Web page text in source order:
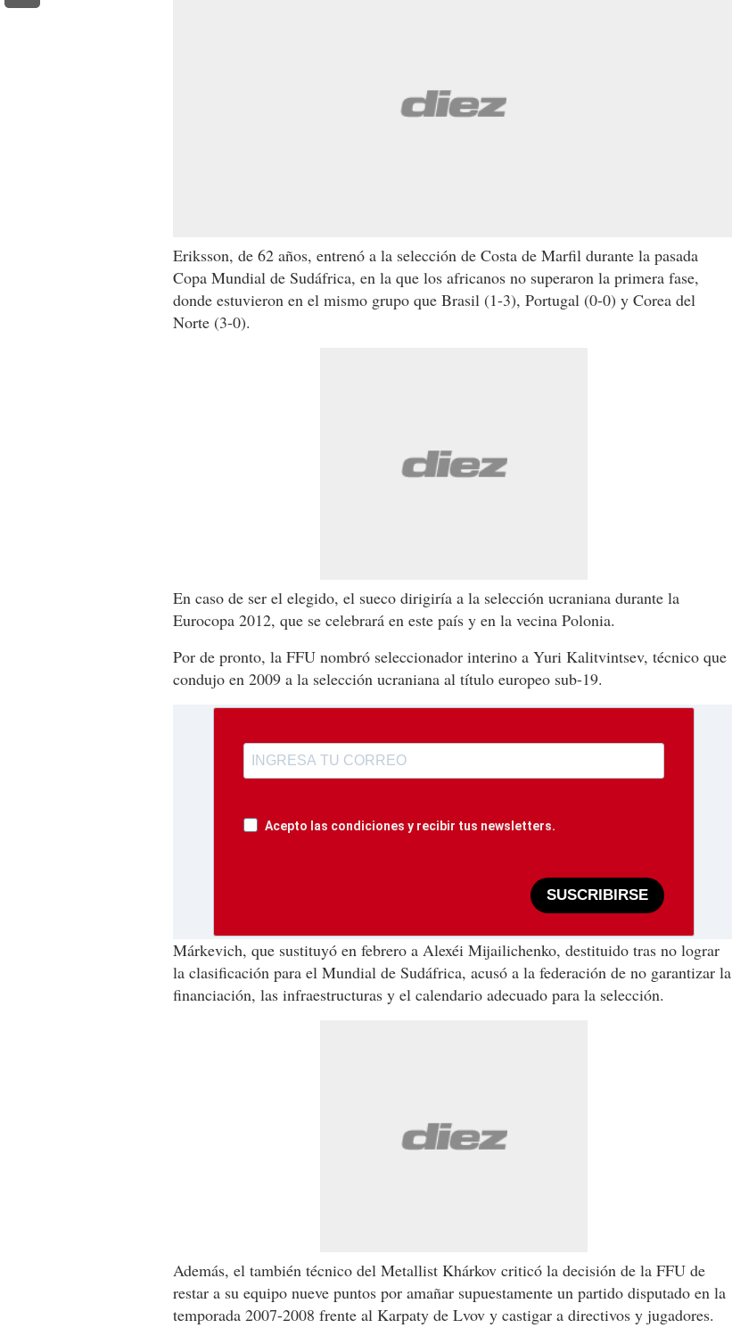
Eriksson, de 62 años, entrenó a la selección de Costa de Marfil durante la pasada
Copa Mundial de Sudáfrica, en la que los africanos no superaron la primera fase,
donde estuvieron en el mismo grupo que Brasil (1-3), Portugal (0-0) y Corea del
Norte (3-0).
En caso de ser el elegido, el sueco dirigiría a la selección ucraniana durante la
Eurocopa 2012, que se celebrará en este país y en la vecina Polonia.
Por de pronto, la FFU nombró seleccionador interino a Yuri Kalitvintsev, técnico que
condujo en 2009 a la selección ucraniana al título europeo sub-19.
Acepto las condiciones y recibir tus newsletters.
SUSCRIBIRSE
Márkevich, que sustituyó en febrero a Alexéi Mijailichenko, destituido tras no lograr
la clasificación para el Mundial de Sudáfrica, acusó a la federación de no garantizar la
financiación, las infraestructuras y el calendario adecuado para la selección.
Además, el también técnico del Metallist Khárkov criticó la decisión de la FFU de
restar a su equipo nueve puntos por amañar supuestamente un partido disputado en la
temporada 2007-2008 frente al Karpaty de Lvov y castigar a directivos y jugadores.